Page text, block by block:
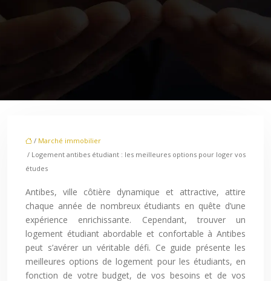
/ Marché immobilier
/ Logement antibes étudiant : les meilleures options pour loger vos
études
Antibes, ville côtière dynamique et attractive, attire
chaque année de nombreux étudiants en quête d’une
expérience enrichissante. Cependant, trouver un
logement étudiant abordable et confortable à Antibes
peut s’avérer un véritable défi. Ce guide présente les
meilleures options de logement pour les étudiants, en
fonction de votre budget, de vos besoins et de vos